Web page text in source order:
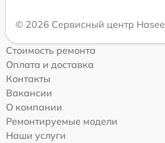
© 2026 Сервисный центр Hasee
Стоимость ремонта
Оплата и доставка
Контакты
Вакансии
О компании
Ремонтируемые модели
Наши услуги